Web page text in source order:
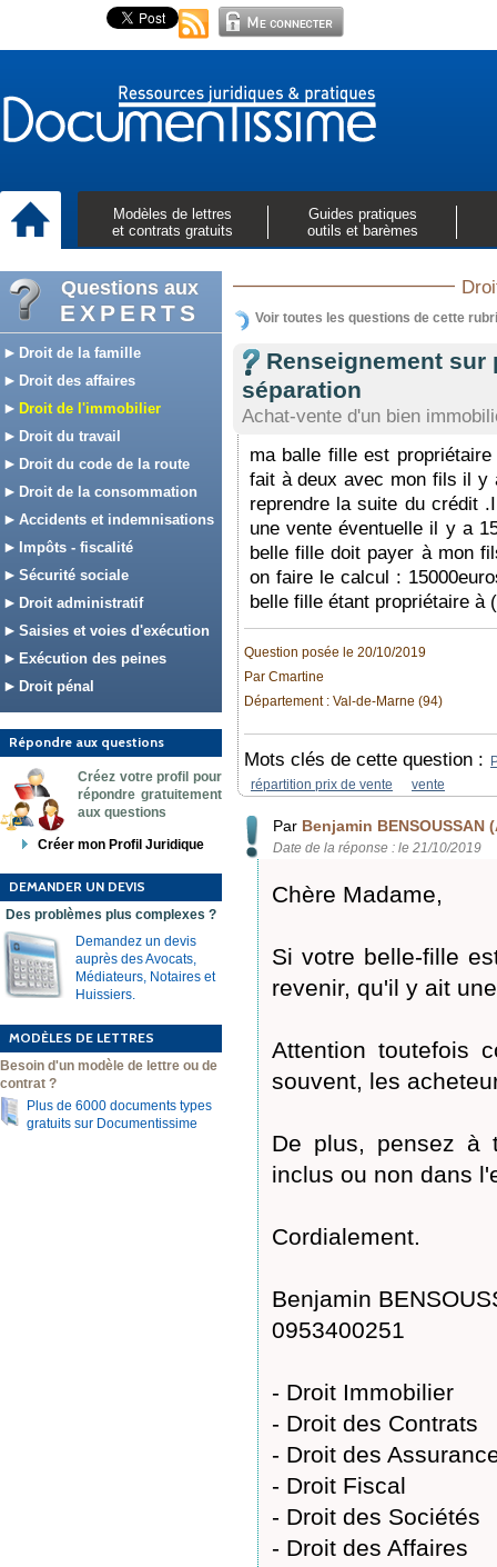
Modèles de lettres
et contrats gratuits
Guides pratiques
outils et barèmes
Questions aux
EXPERTS
Droit de la famille
Droit des affaires
Droit de l'immobilier
Droit du travail
Droit du code de la route
Droit de la consommation
Accidents et indemnisations
Impôts - fiscalité
Sécurité sociale
Droit administratif
Saisies et voies d'exécution
Exécution des peines
Droit pénal
Répondre aux questions
Créez votre profil pour
répondre gratuitement
aux questions
Créer mon Profil Juridique
DEMANDER UN DEVIS
Des problèmes plus complexes ?
Demandez un devis
auprès des Avocats,
Médiateurs, Notaires et
Huissiers.
MODÈLES DE LETTRES
Besoin d'un modèle de lettre ou de
contrat ?
Plus de 6000 documents types
gratuits sur Documentissime
Voir toutes les questions de cette
Renseignement sur
séparation
Achat-vente d'un bien
ma balle fille est
fait à deux avec mon fils il y
reprendre la suite du crédit
une vente éventuelle il y a
belle fille doit payer à mon
on faire le calcul :
belle fille étant propriétaire à
Question posée le 20/10/2019
Par Cmartine
Département : Val-de-Marne (94)
Mots clés de cette question :
répartition prix de vente
vente
Par Benjamin BENSOUSSAN
Date de la réponse : le 21/10/2019
Chère Madame,
Si votre belle-fille
revenir, qu'il y ait
Attention toutefois
souvent, les
De plus, pensez à
inclus ou non dans
Cordialement.
Benjamin
0953400251
- Droit Immobilier
- Droit des Contrats
- Droit des
- Droit Fiscal
- Droit des Sociétés
- Droit des Affaires